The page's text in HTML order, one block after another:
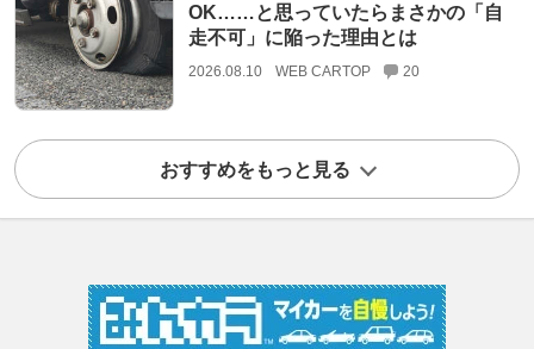
OK……と思っていたらまさかの「自
走不可」に陥った理由とは
2026.08.10 WEB CARTOP 20
おすすめをもっと見る